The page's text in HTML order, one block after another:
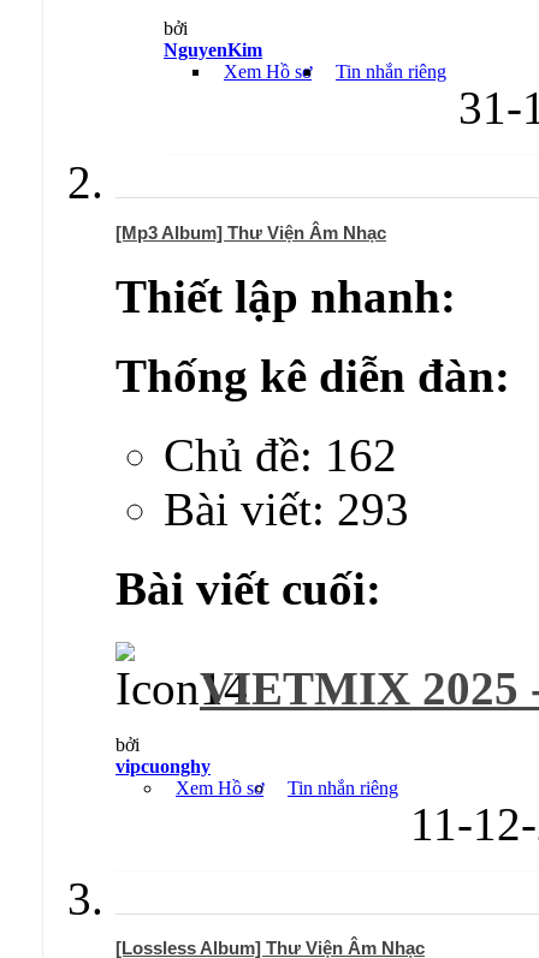
bởi
NguyenKim
Xem Hồ sơ
Tin nhắn riêng
31-
[Mp3 Album] Thư Viện Âm Nhạc
Thiết lập nhanh:
Thống kê diễn đàn:
Chủ đề: 162
Bài viết: 293
Bài viết cuối:
VIETMIX 2025
bởi
vipcuonghy
Xem Hồ sơ
Tin nhắn riêng
11-
[Lossless Album] Thư Viện Âm Nhạc